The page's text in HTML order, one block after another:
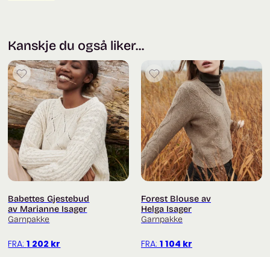
Kanskje du også liker...
Babettes Gjestebud
av Marianne Isager
Garnpakke
FRA:1 202 kr
Forest Blouse av
Helga Isager
Garnpakke
FRA: 1 104 kr